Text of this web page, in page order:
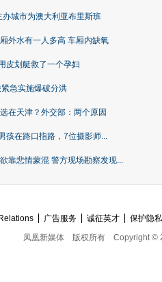
城市为澳大利亚布里斯班
外水有一人多高 车厢内缺氧
皮划艇救了一个孕妇
急实施爆破分洪
在天津？外交部：两个原因
孩在路口指路，7位摄影师...
靠悲情蒙混 警方现场勘察发现...
广告服务 诚征英才
保护隐
凤凰新媒体
版权所有 Copyright ©